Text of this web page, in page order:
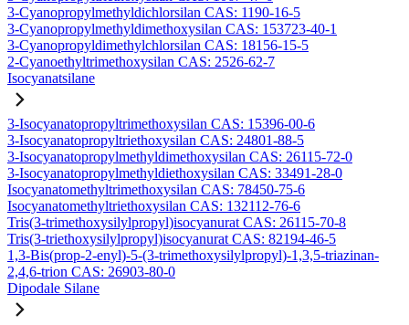
3-Cyanopropylmethyldichlorsilan CAS: 1190-16-5
3-Cyanopropylmethyldimethoxysilan CAS: 153723-40-1
3-Cyanopropyldimethylchlorsilan CAS: 18156-15-5
2-Cyanoethyltrimethoxysilan CAS: 2526-62-7
Isocyanatsilane
3-Isocyanatopropyltrimethoxysilan CAS: 15396-00-6
3-Isocyanatopropyltriethoxysilan CAS: 24801-88-5
3-Isocyanatopropylmethyldimethoxysilan CAS: 26115-72-0
3-Isocyanatopropylmethyldiethoxysilan CAS: 33491-28-0
Isocyanatomethyltrimethoxysilan CAS: 78450-75-6
Isocyanatomethyltriethoxysilan CAS: 132112-76-6
Tris(3-trimethoxysilylpropyl)isocyanurat CAS: 26115-70-8
Tris(3-triethoxysilylpropyl)isocyanurat CAS: 82194-46-5
1,3-Bis(prop-2-enyl)-5-(3-trimethoxysilylpropyl)-1,3,5-triazinan-
2,4,6-trion CAS: 26903-80-0
Dipodale Silane